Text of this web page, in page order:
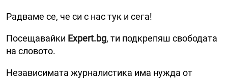
Радваме се, че си с нас тук и сега!
Посещавайки Expert.bg, ти подкрепяш свободата
на словото.
Независимата журналистика има нужда от